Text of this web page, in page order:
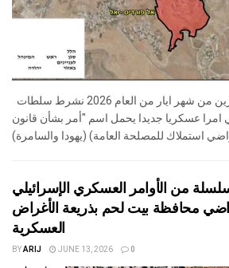
امرا عسكريا جديدا يحمل اسم "أمر بشأن قانون
– سلسلة من الأوامر العسكري الإسرائيلي
محافظة بيت لحم بذريعة الأغراض
العسكرية
BYARIJ JUNE 13, 2026 0